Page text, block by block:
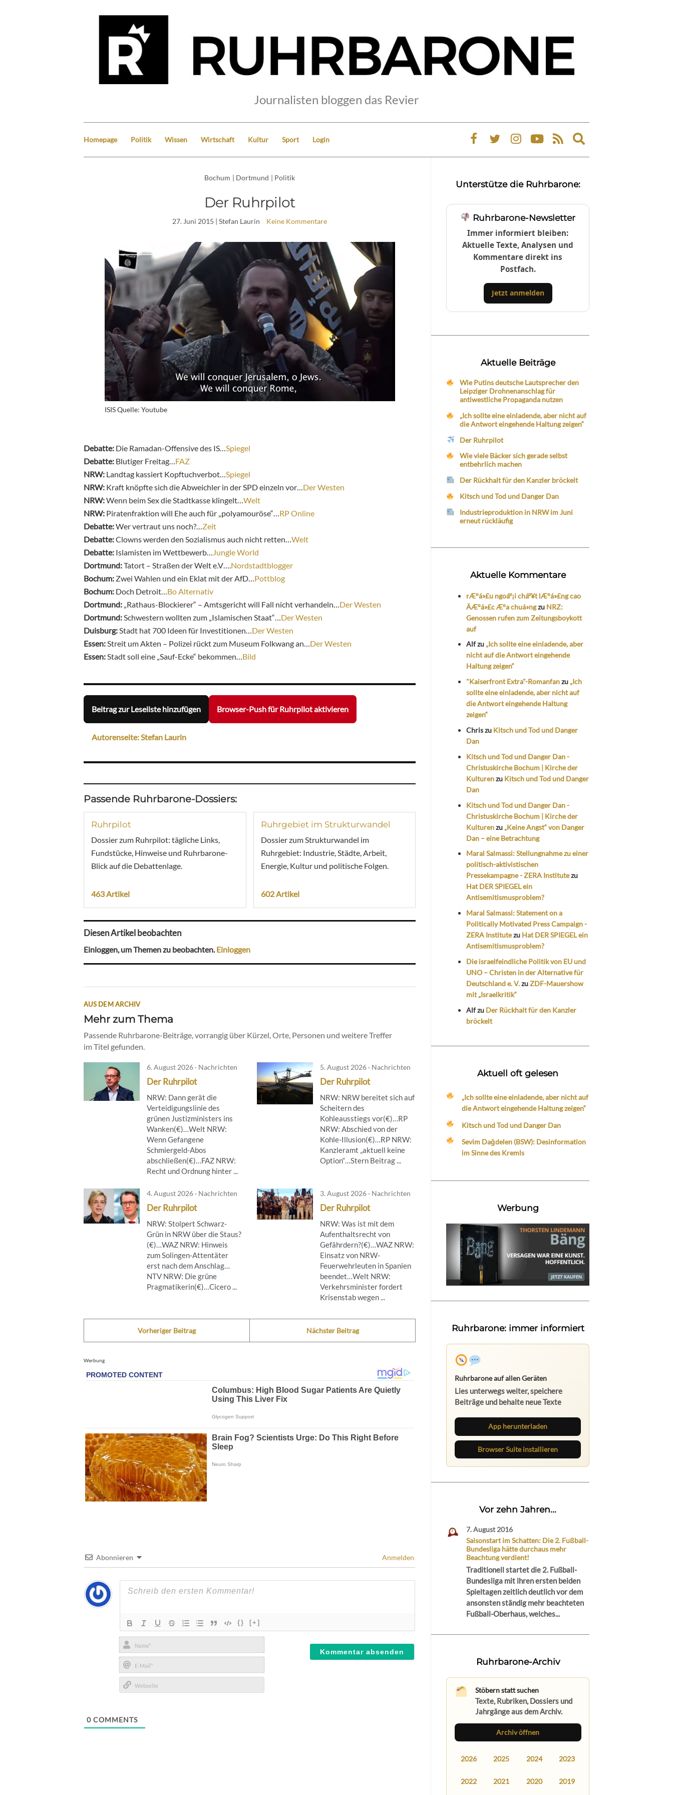
Journalisten bloggen das Revier
Homepage Politik Wissen Wirtschaft Kultur Sport Login
Expand
search
Bochum | Dortmund | Politik
Der Ruhrpilot
27. Juni 2015 | Stefan Laurin Keine Kommentare
ISIS Quelle: Youtube
Debatte: Die Ramadan-Offensive des IS… Spiegel
Debatte: Blutiger Freitag… FAZ
NRW: Landtag kassiert Kopftuchverbot… Spiegel
NRW: Kraft knöpfte sich die Abweichler in der SPD einzeln vor… Der Westen
NRW:Wenn beim Sex die Stadtkasse klingelt… Welt
NRW: Piratenfraktion will Ehe auch für „polyamouröse“… RP Online
Debatte:Wer vertraut uns noch?… Zeit
Debatte:Clowns werden den Sozialismus auch nicht retten… Welt
Debatte: Islamisten im Wettbewerb…
Jungle World
Dortmund:Tatort – Straßen der Welt e.V…. Nordstadtblogger
Bochum: Zwei Wahlen und ein Eklat mit der AfD… Pottblog
Bochum: Doch Detroit… Bo Alternativ
Dortmund: „Rathaus-Blockierer“ – Amtsgericht will Fall nicht verhandeln… Der Westen
Dortmund: Schwestern wollten zum „Islamischen Staat“… Der Westen
Duisburg: Stadt hat 700 Ideen für Investitionen… Der Westen
Essen: Streit um Akten – Polizei rückt zum Museum Folkwang an… Der Westen
Essen: Stadt soll eine „Sauf-Ecke“ bekommen… Bild
Beitrag zur Leseliste hinzufügen Browser-Push für Ruhrpilot aktivieren
Autorenseite: Stefan Laurin
Passende Ruhrbarone-Dossiers:
Ruhrpilot
Dossier zum Ruhrpilot: tägliche Links,
Fundstücke, Hinweise und Ruhrbarone-
Blick auf die Debattenlage.
463 Artikel
Ruhrgebiet im Strukturwandel
Dossier zum Strukturwandel im
Ruhrgebiet: Industrie, Städte, Arbeit,
Energie, Kultur und politische Folgen.
602 Artikel
Diesen Artikel beobachten
Einloggen, um Themen zu beobachten.Einloggen
AUS DEM ARCHIV
Mehr zum Thema
Passende Ruhrbarone-Beiträge, vorrangig über Kürzel, Orte, Personen und weitere Treffer
im Titel gefunden.
6. August 2026 · Nachrichten
Der Ruhrpilot
NRW: Dann gerät die
Verteidigungslinie des
grünen Justizministers ins
Wanken(€)…Welt NRW:
Wenn Gefangene
Schmiergeld-Abos
abschließen(€)…FAZ NRW:
Recht und Ordnung hinter ...
5. August 2026 · Nachrichten
Der Ruhrpilot
NRW: NRW bereitet sich auf
Scheitern des
Kohleausstiegs vor(€)…RP
NRW: Abschied von der
Kohle-Illusion(€)…RP NRW:
Kanzleramt „aktuell keine
Option“…Stern Beitrag ...
4. August 2026 · Nachrichten
Der Ruhrpilot
NRW: Stolpert Schwarz-
Grün in NRW über die Staus?
(€)…WAZ NRW: Hinweis
zum Solingen-Attentäter
erst nach dem Anschlag…
NTV NRW: Die grüne
Pragmatikerin(€)…Cicero ...
3. August 2026 · Nachrichten
Der Ruhrpilot
NRW: Was ist mit dem
Aufenthaltsrecht von
Gefährdern?(€)…WAZ NRW:
Einsatz von NRW-
Feuerwehrleuten in Spanien
beendet…Welt NRW:
Verkehrsminister fordert
Krisenstab wegen ...
Vorheriger Beitrag Nächster Beitrag
Werbung
Abonnieren Anmelden
{} [+]
Name*
E-
Mail*
0 COMMENTS
Unterstütze die Ruhrbarone:
Ruhrbarone-Newsletter
Immer informiert bleiben:
Aktuelle Texte, Analysen und
Kommentare direkt ins
Postfach.
Jetzt anmelden
Aktuelle Beiträge
Wie Putins deutsche Lautsprecher den
Leipziger Drohnenanschlag für
antiwestliche Propaganda nutzen
„Ich sollte eine einladende, aber nicht auf
die Antwort eingehende Haltung zeigen“
Der Ruhrpilot
Wie viele Bäcker sich gerade selbst
entbehrlich machen
Der Rückhalt für den Kanzler bröckelt
Kitsch und Tod und Danger Dan
Industrieproduktion in NRW im Juni
erneut rückläufig
Aktuelle Kommentare
rÆ°á»£u ngoáº¡i cháº¥t lÆ°á»£ng cao
ÄÆ°á»£c Æ°a chuá»ngzu NRZ:
Genossen rufen zum Zeitungsboykott
auf
Alfzu „Ich sollte eine einladende, aber
nicht auf die Antwort eingehende
Haltung zeigen“
"Kaiserfront Extra"-Romanfanzu „Ich
sollte eine einladende, aber nicht auf
die Antwort eingehende Haltung
zeigen“
Chriszu Kitsch und Tod und Danger
Dan
Kitsch und Tod und Danger Dan -
Christuskirche Bochum | Kirche der
Kulturenzu Kitsch und Tod und Danger
Dan
Kitsch und Tod und Danger Dan -
Christuskirche Bochum | Kirche der
Kulturenzu „Keine Angst“ von Danger
Dan – eine Betrachtung
Maral Salmassi: Stellungnahme zu einer
politisch-aktivistischen
Pressekampagne - ZERA Institutezu
Hat DER SPIEGEL ein
Antisemitismusproblem?
Maral Salmassi: Statement on a
Politically Motivated Press Campaign -
ZERA Institutezu Hat DER SPIEGEL ein
Antisemitismusproblem?
Die israelfeindliche Politik von EU und
UNO – Christen in der Alternative für
Deutschland e. V.zuZDF-Mauershow
mit „Israelkritik“
Alfzu Der Rückhalt für den Kanzler
bröckelt
Aktuell oft gelesen
„Ich sollte eine einladende, aber nicht auf
die Antwort eingehende Haltung zeigen“
Kitsch und Tod und Danger Dan
Sevim Dağdelen (BSW): Desinformation
im Sinne des Kremls
Werbung
Ruhrbarone: immer informiert
Ruhrbarone auf allen Geräten
Lies unterwegs weiter, speichere
Beiträge und behalte neue Texte
App herunterladen
Browser Suite installieren
Vor zehn Jahren...
7. August 2016
Saisonstart im Schatten: Die 2. Fußball-
Bundesliga hätte durchaus mehr
Beachtung verdient!
Traditionell startet die 2. Fußball-
Bundesliga mit ihren ersten beiden
Spieltagen zeitlich deutlich vor dem
ansonsten ständig mehr beachteten
Fußball-Oberhaus, welches...
Ruhrbarone-Archiv
Stöbern statt suchen
Texte, Rubriken, Dossiers und
Jahrgänge aus dem Archiv.
Archiv öffnen
2026 2025 2024 2023
2022 2021 2020 2019